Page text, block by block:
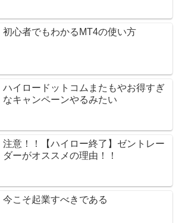
初心者でもわかるMT4の使い方
ハイロードットコムまたもやお得すぎ
なキャンペーンやるみたい
注意！！【ハイロー終了】ゼントレー
ダーがオススメの理由！！
今こそ起業すべきである